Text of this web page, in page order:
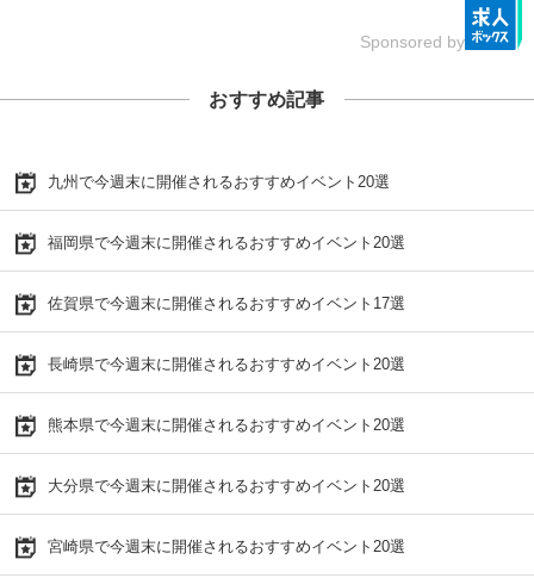
Sponsored by
おすすめ記事
九州で今週末に開催されるおすすめイベント20選
福岡県で今週末に開催されるおすすめイベント20選
佐賀県で今週末に開催されるおすすめイベント17選
長崎県で今週末に開催されるおすすめイベント20選
熊本県で今週末に開催されるおすすめイベント20選
大分県で今週末に開催されるおすすめイベント20選
宮崎県で今週末に開催されるおすすめイベント20選